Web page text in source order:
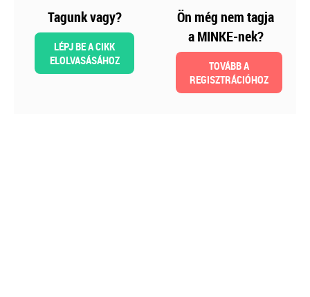
TAGJAINKNAK INGYENESEN
LETÖLTHETŐ A HONLAPON!
Ár: 6900
Tagoknak: Ingyenesen
letölthető
Tagunk vagy?
LÉPJ BE A CIKK
ELOLVASÁSÁHOZ
Ön még nem tagja
a MINKE-nek?
TOVÁBB A
REGISZTRÁCIÓHOZ